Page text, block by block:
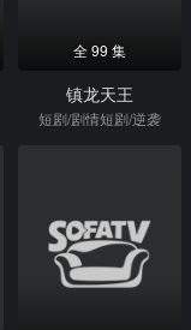
全 99 集
镇龙天王
短剧/剧情短剧/逆袭